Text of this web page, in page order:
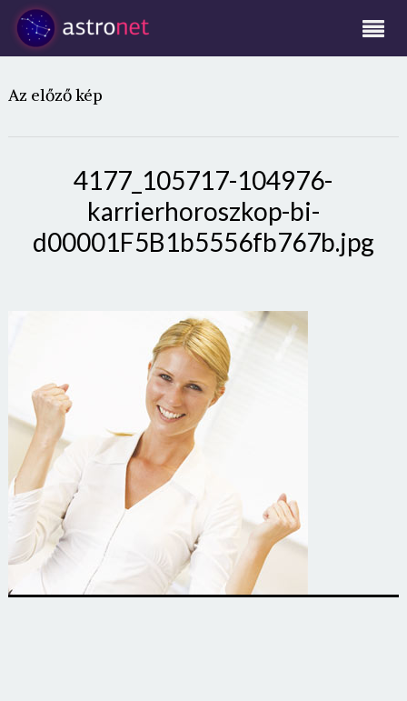
Az előző kép
4177_105717-104976-
karrierhoroszkop-bi-
d00001F5B1b5556fb767b.jpg